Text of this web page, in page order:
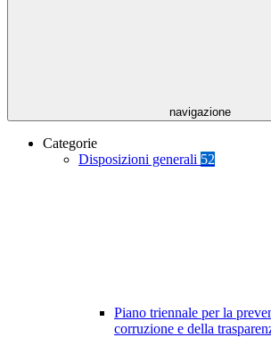
navigazione
Categorie
Disposizioni generali 52
Piano triennale per la
corruzione e della